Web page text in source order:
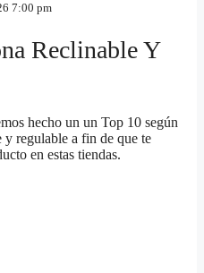
7:00 pm
Reclinable Y
hecho un un Top 10 según
regulable a fin de que te
en estas tiendas.